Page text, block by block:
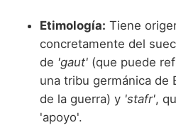
Etimología: Tiene
concretamente del
de 'gaut' (que puede
una tribu germánica de
de la guerra) y 'stafr',
'apoyo'.